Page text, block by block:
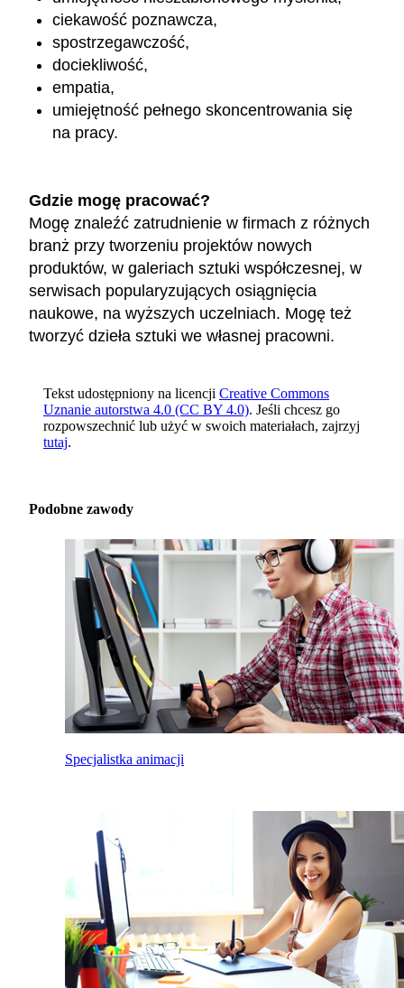
ciekawość poznawcza,
spostrzegawczość,
dociekliwość,
empatia,
umiejętność pełnego skoncentrowania się
na pracy.
Gdzie mogę pracować?
Mogę znaleźć zatrudnienie w firmach z różnych
branż przy tworzeniu projektów nowych
produktów, w galeriach sztuki współczesnej, w
serwisach popularyzujących osiągnięcia
naukowe, na wyższych uczelniach. Mogę też
tworzyć dzieła sztuki we własnej pracowni.
Tekst udostępniony na licencji Creative Commons
Uznanie autorstwa 4.0 (CC BY 4.0). Jeśli chcesz go
rozpowszechnić lub użyć w swoich materiałach, zajrzyj
tutaj.
Podobne zawody
Specjalistka animacji